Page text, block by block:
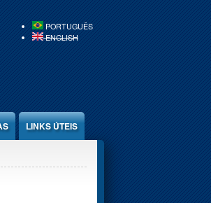
PORTUGUÊS
ENGLISH
LINKS ÚTEIS